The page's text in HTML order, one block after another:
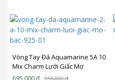
Vòng Tay Đá Aquamarine 5A 10
Mix Charm Lưới Giấc Mơ
(Dreamcatcher) Bạc 925
955,000đ